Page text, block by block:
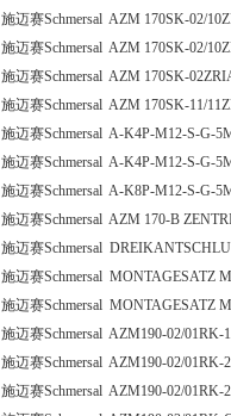
施迈赛Schmersal AZM 170SK-02/
施迈赛Schmersal AZM 170SK-02/
施迈赛Schmersal AZM 170SK-
施迈赛Schmersal AZM 170SK-11/
施迈赛Schmersal A-K4P-M12-S-G-
施迈赛Schmersal A-K4P-M12-S-G-
施迈赛Schmersal A-K8P-M12-S-G-
施迈赛Schmersal AZM 170-B
施迈赛Schmersal
施迈赛Schmersal MONTAGESATZ
施迈赛Schmersal MONTAGESATZ
施迈赛Schmersal AZM190-02/01RK-
施迈赛Schmersal AZM190-02/01RK-
施迈赛Schmersal AZM190-02/01RK-